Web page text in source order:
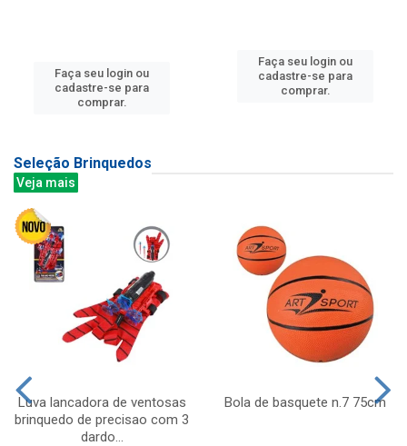
Faça seu login ou
cadastre-se para
comprar.
Faça seu login ou
cadastre-se para
comprar.
Seleção Brinquedos
Veja mais
Luva lancadora de ventosas
brinquedo de precisao com 3
dardo...
Bola de basquete n.7 75cm